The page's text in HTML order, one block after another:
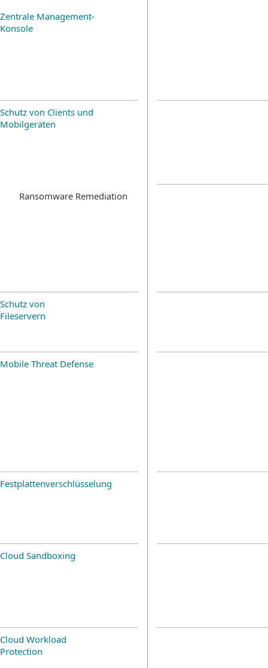
Zentrale Management-
Konsole
Schutz von Clients und
Mobilgeräten
Ransomware Remediation
Schutz von
Fileservern
Mobile Threat Defense
Festplattenverschlüsselung
Cloud Sandboxing
Cloud Workload
Protection